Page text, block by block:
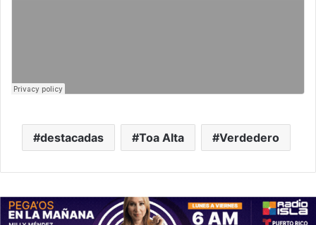
destacadas Toa Alta Verdedero